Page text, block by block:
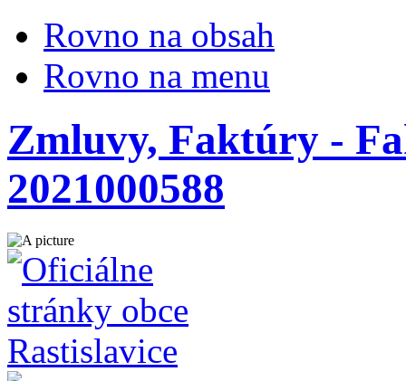
Rovno na obsah
Rovno na menu
Zmluvy, Faktúry -
2021000588